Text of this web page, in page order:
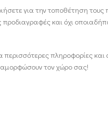
για την τοποθέτηση τους
και όχι
περισσότερες πληροφορίες
τον χώρο σας!